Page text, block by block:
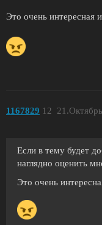
Это очень интересная
1167829 12
Если в тему будет
наглядно оценить
Это очень